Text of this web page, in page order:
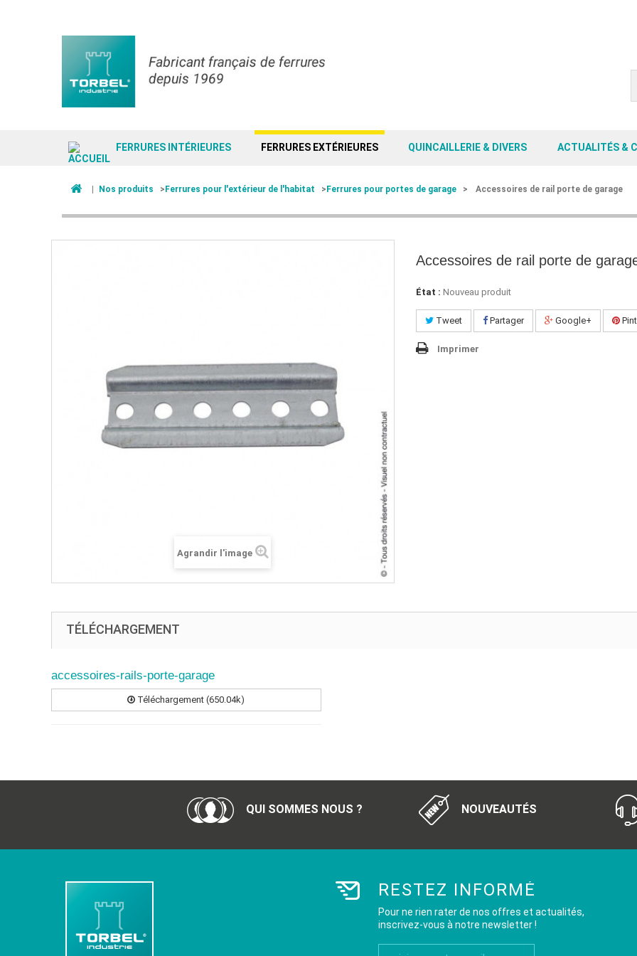
FERRURES INTÉRIEURES FERRURES EXTÉRIEURES QUINCAILLERIE & DIVERS ACTUALITÉS &
Nos produits > Ferrures pour l'extérieur de l'habitat > Ferrures pour portes de garage > Accessoires de rail porte de garage
Agrandir l'image
Accessoires de rail porte de
État : Nouveau produit
Tweet Partager Google+
Imprimer
TÉLÉCHARGEMENT
accessoires-rails-porte-garage
Téléchargement (650.04k)
QUI SOMMES NOUS ? NOUVEAUTÉS
RESTEZ INFORMÉ
Pour ne rien rater de nos offres et actualités,
inscrivez-vous à notre newsletter !